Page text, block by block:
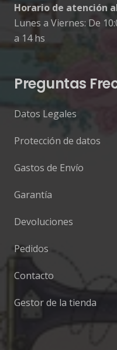
Horario de atención
Lunes a Viernes: De
a 14 hs
Preguntas
Datos Legales
Protección de datos
Gastos de Envío
Garantía
Devoluciones
Pedidos
Contacto
Gestor de la tienda